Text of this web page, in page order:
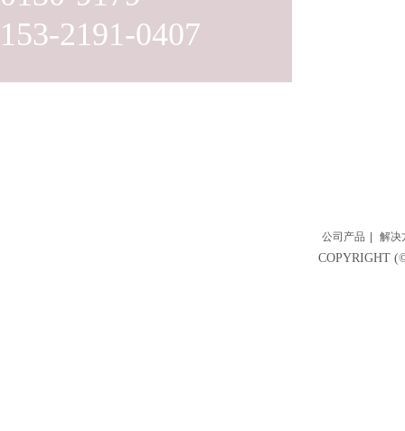
153-2191-0407
公司产品 解决
COPYRIGHT